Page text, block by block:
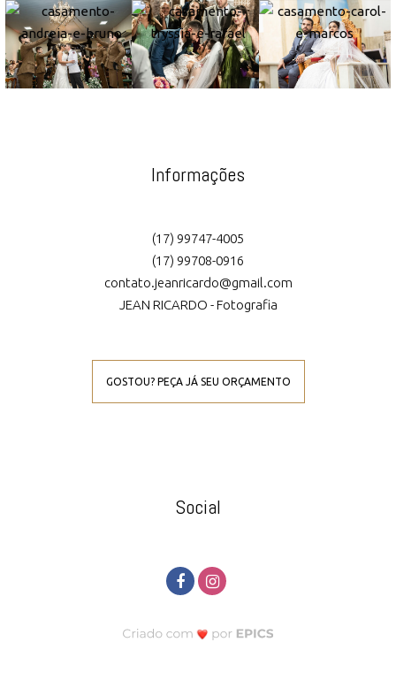
Informações
(17) 99747-4005
(17) 99708-0916
contato.jeanricardo@gmail.com
JEAN RICARDO - Fotografia
GOSTOU? PEÇA JÁ SEU ORÇAMENTO
Social